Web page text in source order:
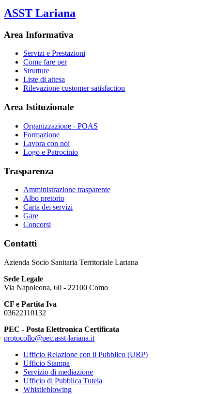
ASST Lariana
Area Informativa
Servizi e Prestazioni
Come fare per
Strutture
Liste di attesa
Rilevazione customer satisfaction
Area Istituzionale
Organizzazione - POAS
Formazione
Lavora con noi
Logo e Patrocinio
Trasparenza
Amministrazione trasparente
Albo pretorio
Carta dei servizi
Gare
Concorsi
Contatti
Azienda Socio Sanitaria Territoriale Lariana
Sede Legale
Via Napoleona, 60 - 22100 Como
CF e Partita Iva
03622110132
PEC - Posta Elettronica Certificata
protocollo@pec.asst-lariana.it
Ufficio Relazione con il Pubblico (URP)
Ufficio Stampa
Servizio di mediazione
Ufficio di Pubblica Tutela
Whistleblowing